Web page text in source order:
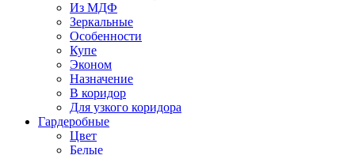
Из МДФ
Зеркальные
Особенности
Купе
Эконом
Назначение
В коридор
Для узкого коридора
Гардеробные
Цвет
Белые